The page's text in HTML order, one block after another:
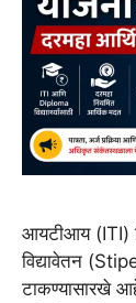
आयटीआय (ITI)
विद्यावेतन
टाकण्यासारखे आहे.